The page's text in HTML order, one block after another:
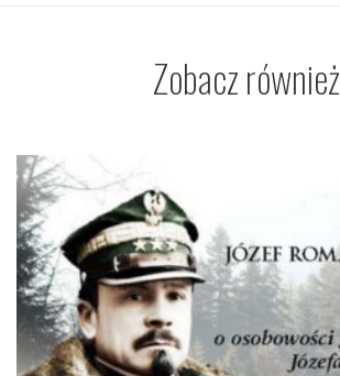
Zobacz również